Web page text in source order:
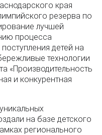
края
резерва по
лучшей
процесса
детей на
технологии
«Производительность
и конкурентная
на базе детского
регионального